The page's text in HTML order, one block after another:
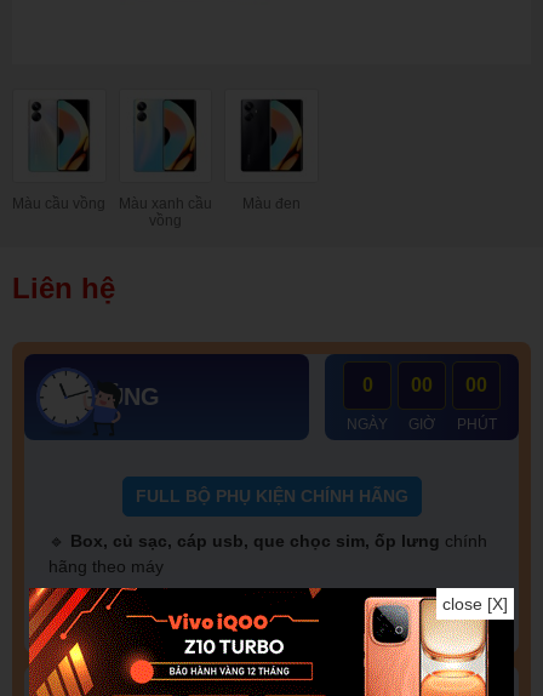
Màu cầu vồng
Màu xanh cầu
vồng
Màu đen
Liên hệ
KHỦNG 0
NGÀY
00
GIỜ
00
PHÚT
FULL BỘ PHỤ KIỆN CHÍNH HÃNG
🔹 Box, củ sạc, cáp usb, que chọc sim, ốp lưng chính
hãng theo máy
🔹 Dán màn hình cường lực chỉ với 100K close [X]